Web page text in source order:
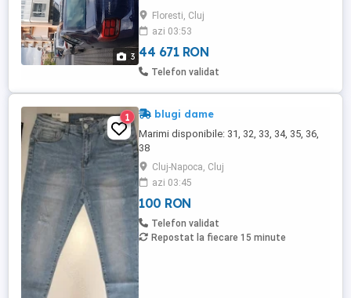
3
generația a doua, înmatriculată pentru
prima dată în noiembrie 2020. Este ideală
pentru cei care caută un autoturism
practic și economic. 4 ...
Floresti, Cluj
azi 03:53
44 671 RON
Telefon validat
1 blugi dame
Marimi disponibile: 31, 32, 33, 34, 35, 36,
38
Cluj-Napoca, Cluj
azi 03:45
100 RON
Telefon validat
Repostat la fiecare 15 minute